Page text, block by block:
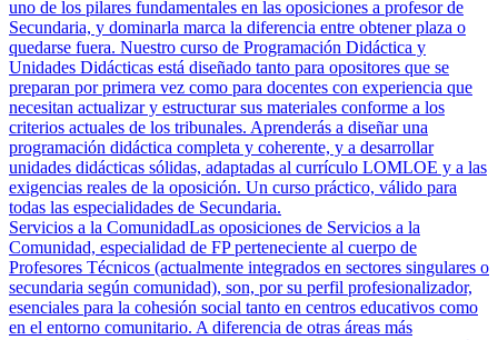
uno de los pilares fundamentales en las oposiciones a profesor de
Secundaria, y dominarla marca la diferencia entre obtener plaza o
quedarse fuera. Nuestro curso de Programación Didáctica y
Unidades Didácticas está diseñado tanto para opositores que se
preparan por primera vez como para docentes con experiencia que
necesitan actualizar y estructurar sus materiales conforme a los
criterios actuales de los tribunales. Aprenderás a diseñar una
programación didáctica completa y coherente, y a desarrollar
unidades didácticas sólidas, adaptadas al currículo LOMLOE y a las
exigencias reales de la oposición. Un curso práctico, válido para
todas las especialidades de Secundaria.
Servicios a la ComunidadLas oposiciones de Servicios a la
Comunidad, especialidad de FP perteneciente al cuerpo de
Profesores Técnicos (actualmente integrados en sectores singulares o
secundaria según comunidad), son, por su perfil profesionalizador,
esenciales para la cohesión social tanto en centros educativos como
en el entorno comunitario. A diferencia de otras áreas más